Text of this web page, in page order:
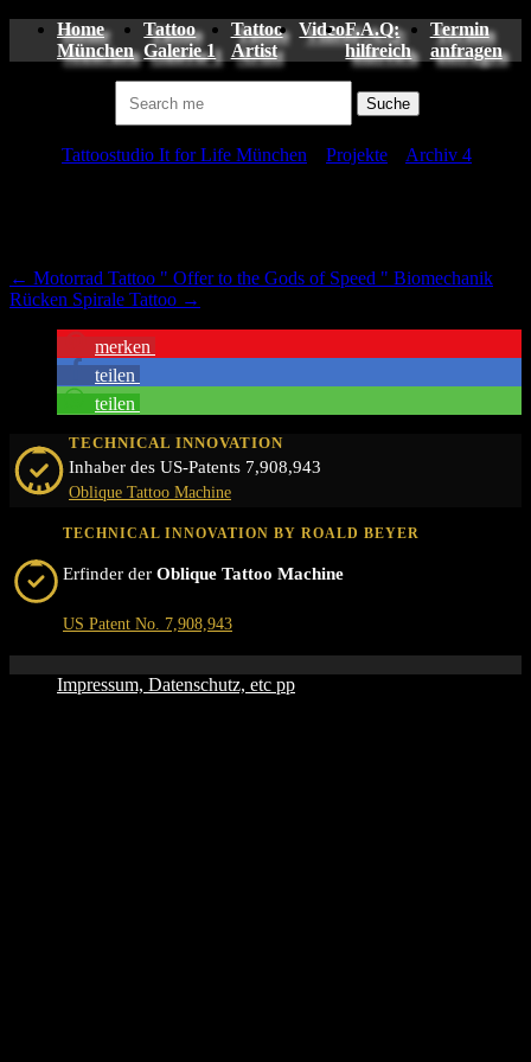
Home
München
Tattoo
Galerie 1
Tattoo
Artist
VideoF.A.Q:
hilfreich
Termin
anfragen
Tattoostudio It for Life München Projekte Archiv 4
← Motorrad Tattoo " Offer to the Gods of Speed " Biomechanik
Rücken Spirale Tattoo →
merken
teilen
teilen
TECHNICAL INNOVATION
Inhaber des US-Patents 7,908,943
Oblique Tattoo Machine
TECHNICAL INNOVATION BY ROALD BEYER
Erfinder der Oblique Tattoo Machine
US Patent No. 7,908,943
Impressum, Datenschutz, etc pp